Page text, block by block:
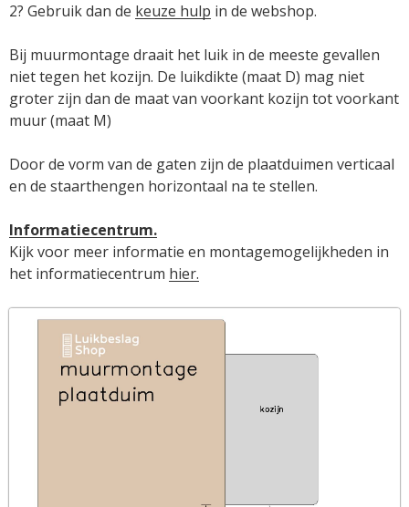
2? Gebruik dan de keuze hulp in de webshop.
Bij muurmontage draait het luik in de meeste gevallen
niet tegen het kozijn. De luikdikte (maat D) mag niet
groter zijn dan de maat van voorkant kozijn tot voorkant
muur (maat M)
Door de vorm van de gaten zijn de plaatduimen verticaal
en de staarthengen horizontaal na te stellen.
Informatiecentrum.
Kijk voor meer informatie en montagemogelijkheden in
het informatiecentrum hier.